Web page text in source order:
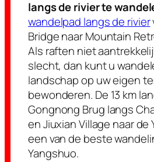
langs de rivier te
wandelpad langs de rivier
Bridge naar Mountain
Als raften niet
slecht, dan kunt u
landschap op uw eigen
bewonderen. De 13 km
Gongnong Brug langs
en Jiuxian Village naar de
een van de beste
Yangshuo.